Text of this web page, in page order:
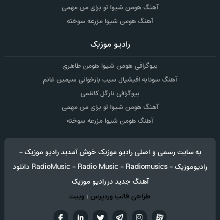
آهنگ هومن شیوا تو برای من مهمی
آهنگ هومن شیوا مزرعه سوخته
رادیو موزیک
بیوگرافی هومن شیوا هومن طاهری
آهنگ سودابه افیشیال سیب بازخوانی سیمین غانم
بیوگرافی نارگل کاظمی
آهنگ هومن شیوا تو برای من مهمی
آهنگ هومن شیوا مزرعه سوخته
به سایت رسمی و اصلی رادیو موزیک خوش آمدید رادیو موزیک -
رادیوموزیک - RadioMusic - Radio Music - Radiomusics دانلود
آهنگ جدید در رادیو موزیک
طراحی قالب وردپرس: وبیت
تويترتلگراماینستاگرام آپارات